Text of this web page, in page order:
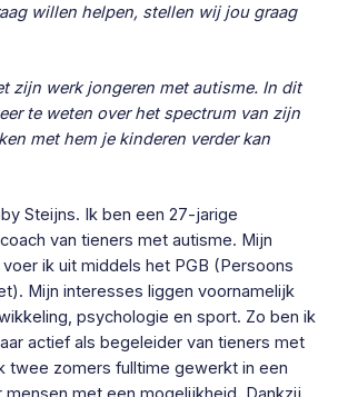
willen helpen, stellen wij jou graag
zijn werk jongeren met autisme. In dit
te weten over het spectrum van zijn
met hem je kinderen verder kan
Steijns. Ik ben een 27-jarige
van tieners met autisme. Mijn
ik uit middels het PGB (Persoons
Mijn interesses liggen voornamelijk
psychologie en sport. Zo ben ik
actief als begeleider van tieners met
twee zomers fulltime gewerkt in een